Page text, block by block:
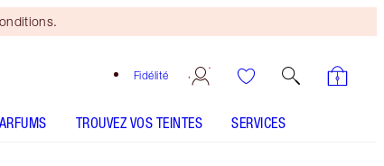
Fidélité
TROUVEZ VOS TEINTES SERVICES